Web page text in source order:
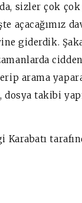
sizler çok
açacağımız
giderdik.
arama
dosya takibi